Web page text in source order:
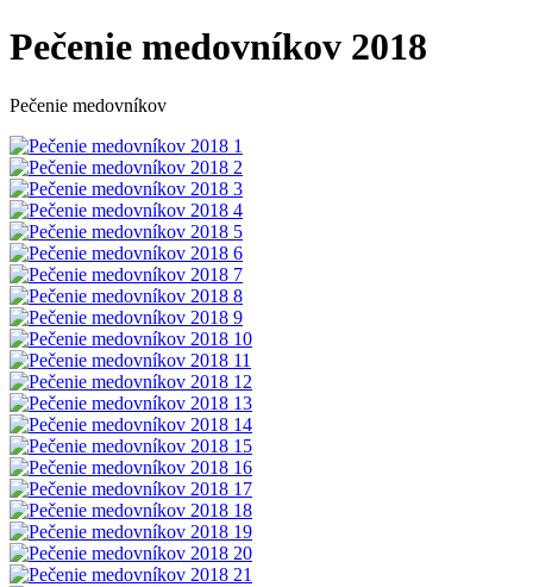
Pečenie medovníkov 2018
Pečenie medovníkov